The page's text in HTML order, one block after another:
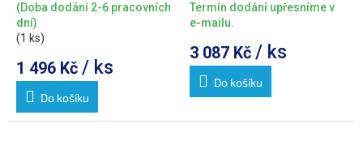
(Doba dodání 2-6 pracovních
dní)
(1 ks)
1 496 Kč / ks
Do košíku
Termín dodání upřesníme v
e-mailu.
3 087 Kč / ks
Do košíku